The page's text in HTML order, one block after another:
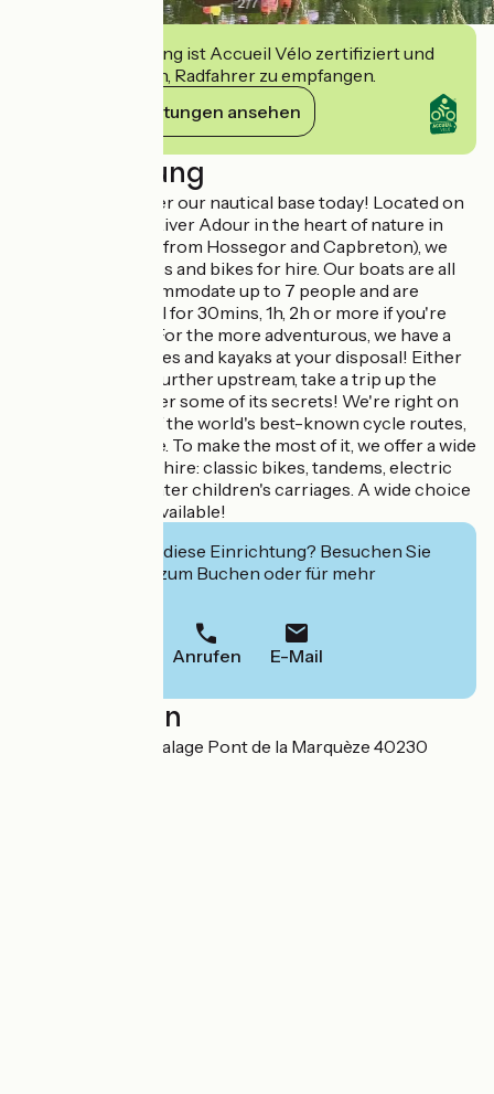
Diese Einrichtung ist Accueil Vélo zertifiziert und
verpflichtet sich, Radfahrer zu empfangen.
Ihre Verpflichtungen ansehen
Beschreibung
Come and discover our nautical base today! Located on
the banks of the River Adour in the heart of nature in
Josse (15 minutes from Hossegor and Capbreton), we
offer boats, canoes and bikes for hire. Our boats are all
electric, can accommodate up to 7 people and are
available for rental for 30mins, 1h, 2h or more if you're
keen to explore! For the more adventurous, we have a
large fleet of canoes and kayaks at your disposal! Either
from the base or further upstream, take a trip up the
Adour and discover some of its secrets! We're right on
the edge of one of the world's best-known cycle routes,
the Scandibérique. To make the most of it, we offer a wide
range of bikes for hire: classic bikes, tandems, electric
bikes and two-seater children's carriages. A wide choice
of snacks is also available!
Interessiert Sie diese Einrichtung? Besuchen Sie
deren Website zum Buchen oder für mehr
Anrufen E-Mail
Localisation
2535 chemin de Halage Pont de la Marquèze 40230